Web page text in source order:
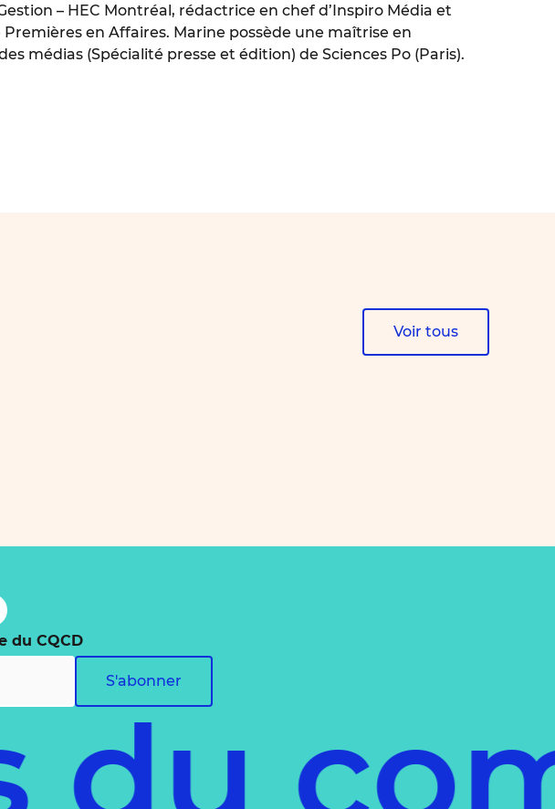
– HEC Montréal, rédactrice en chef d’Inspiro Média et
en Affaires. Marine possède une maîtrise en
médias (Spécialité presse et édition) de Sciences Po (Paris).
Voir tous
du CQCD
S'abonner
du